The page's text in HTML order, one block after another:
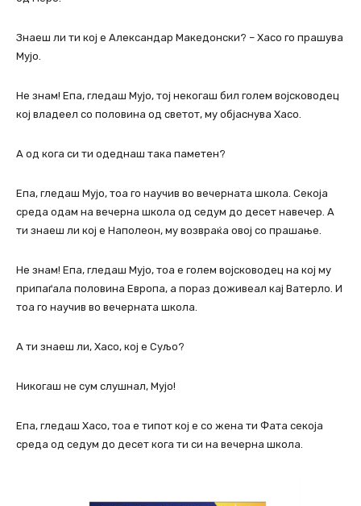
Знаеш ли ти кој е Александар Македонски? – Хасо го прашува
Мујо.
Не знам! Епа, гледаш Мујо, тој некогаш бил голем војсководец
кој владеел со половина од светот, му објаснува Хасо.
А од кога си ти одеднаш така паметен?
Епа, гледаш Мујо, тоа го научив во вечерната школа. Секоја
среда одам на вечерна школа од седум до десет навечер. А
ти знаеш ли кој е Наполеон, му возвраќа овој со прашање.
Не знам! Епа, гледаш Мујо, тоа е голем војсководец на кој му
припаѓала половина Европа, а пораз доживеал кај Ватерло. И
тоа го научив во вечерната школа.
А ти знаеш ли, Хасо, кој е Суљо?
Никогаш не сум слушнал, Мујо!
Епа, гледаш Хасо, тоа е типот кој е со жена ти Фата секоја
среда од седум до десет кога ти си на вечерна школа.